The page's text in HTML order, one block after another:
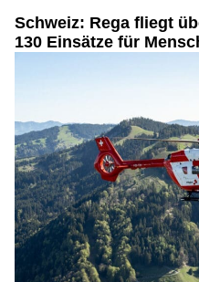
Schweiz: Rega fliegt
130 Einsätze für